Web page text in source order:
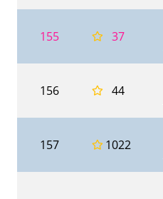
155 37
156 44
157 1022